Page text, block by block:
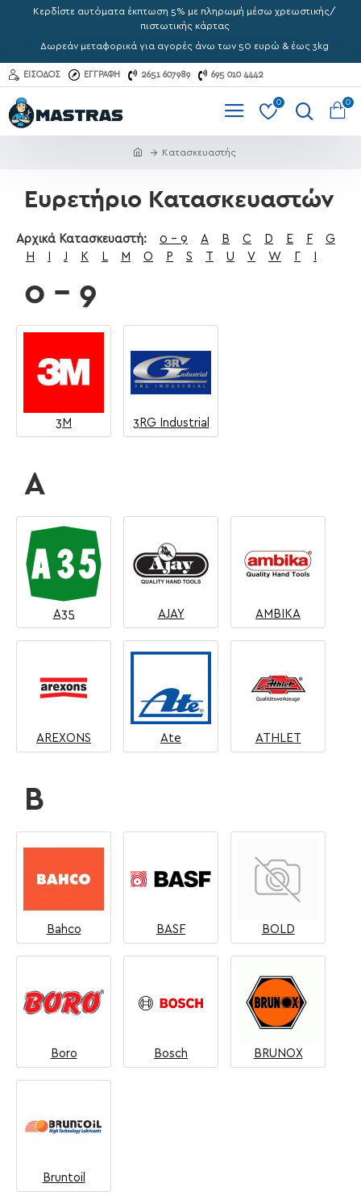
Κερδίστε αυτόματα έκπτωση 5% με πληρωμή μέσω χρεωστικής/
πιστωτικής κάρτας
Δωρεάν μεταφορικά για αγορές άνω των 50 ευρώ & έως 3kg
ΕΊΣΟΔΟΣ ΕΓΓΡΑΦΉ 2651 607989 695 010 4442
0 0
Κατασκευαστής
Ευρετήριο Κατασκευαστών
Αρχικά Κατασκευαστή: 0 - 9 A B C D E F
G
H
J K L M O P S T U V W Γ
0 - 9
3M 3RG Industrial
A
A35 AJAY AMBIKA
AREXONS Ate ATHLET
B
Bahco BASF BOLD
Boro Bosch BRUNOX
Bruntoil